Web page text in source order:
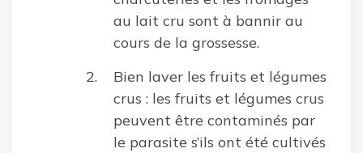
au lait cru sont à bannir au
cours de la grossesse.
Bien laver les fruits et légumes
crus : les fruits et légumes crus
peuvent être contaminés par
le parasite s’ils ont été cultivés